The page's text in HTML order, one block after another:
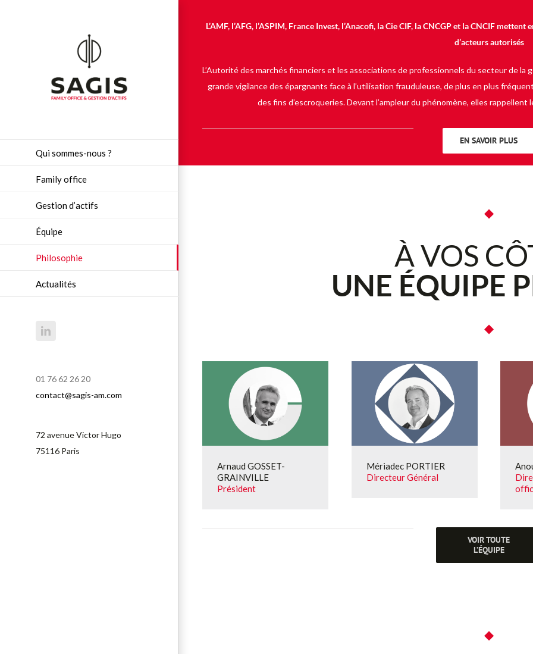
Qui sommes-nous ?
Family office
Gestion d’actifs
Équipe
Philosophie
Actualités
LinkedIn
01 76 62 26 20
contact@sagis-am.com
72 avenue Victor Hugo
75116 Paris
L’AMF, l’AFG, l’ASPIM, France Invest, l’Anacofi, la Cie CIF, la CNCGP et la CNCIF
d’acteurs autorisés
L’Autorité des marchés financiers et les associations de professionnels du secteur de la
grande vigilance des épargnants face à l’utilisation frauduleuse, de plus en plus
des fins d’escroqueries. Devant l’ampleur du phénomène, elles
EN SAVOIR PLUS
◆
À VOS
UNE ÉQUIPE
◆
Arnaud GOSSET-
GRAINVILLE
Président
Mériadec PORTIER
Directeur Général
VOIR TOUTE
L’ÉQUIPE
◆